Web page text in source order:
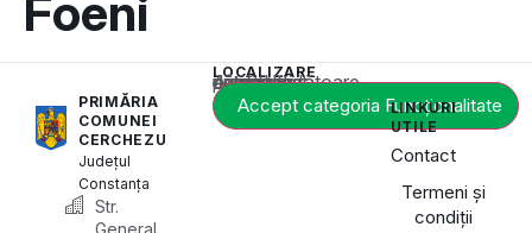
Foeni
PRIMĂRIA
COMUNEI
CERCHEZU
Județul
Constanța
Str.
General
LOCALIZARE
Acest conținut este blocat până când acceptați categoria corespunzătoare de cookie-uri.
Accept categoria Funcționalitate
LINKURI
UTILE
Contact
Termeni și
condiții